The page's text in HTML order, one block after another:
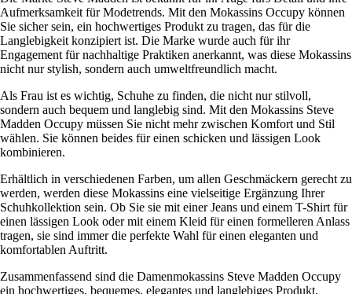
Aufmerksamkeit für Modetrends. Mit den Mokassins Occupy können
Sie sicher sein, ein hochwertiges Produkt zu tragen, das für die
Langlebigkeit konzipiert ist. Die Marke wurde auch für ihr
Engagement für nachhaltige Praktiken anerkannt, was diese Mokassins
nicht nur stylish, sondern auch umweltfreundlich macht.
Als Frau ist es wichtig, Schuhe zu finden, die nicht nur stilvoll,
sondern auch bequem und langlebig sind. Mit den Mokassins Steve
Madden Occupy müssen Sie nicht mehr zwischen Komfort und Stil
wählen. Sie können beides für einen schicken und lässigen Look
kombinieren.
Erhältlich in verschiedenen Farben, um allen Geschmäckern gerecht zu
werden, werden diese Mokassins eine vielseitige Ergänzung Ihrer
Schuhkollektion sein. Ob Sie sie mit einer Jeans und einem T-Shirt für
einen lässigen Look oder mit einem Kleid für einen formelleren Anlass
tragen, sie sind immer die perfekte Wahl für einen eleganten und
komfortablen Auftritt.
Zusammenfassend sind die Damenmokassins Steve Madden Occupy
ein hochwertiges, bequemes, elegantes und langlebiges Produkt,